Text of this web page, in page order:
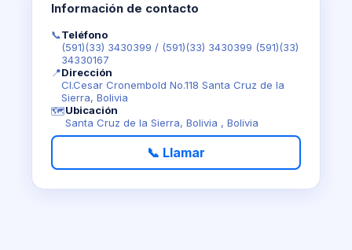
Información de contacto
📞Teléfono
(591)(33) 3430399 / (591)(33) 3430399 (591)(33)
34330167
📍Dirección
Cl.Cesar Cronembold No.118 Santa Cruz de la
Sierra, Bolivia
🗺️Ubicación
Santa Cruz de la Sierra, Bolivia , Bolivia
📞 Llamar